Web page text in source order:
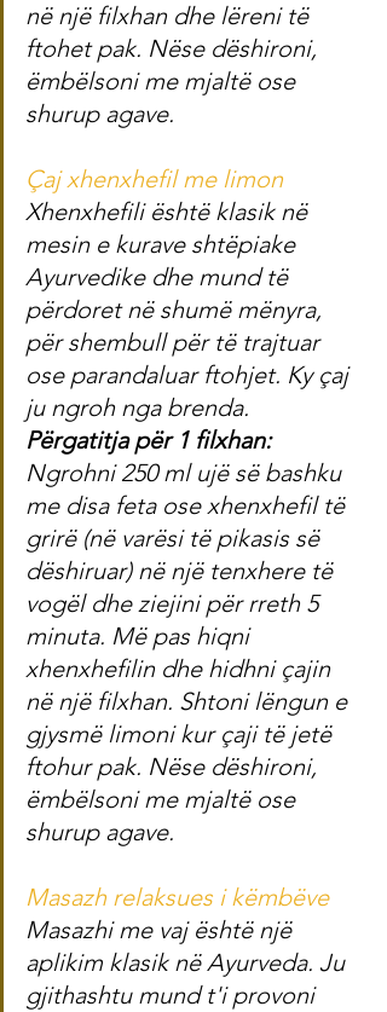
në një filxhan dhe lëreni të
ftohet pak. Nëse dëshironi,
ëmbëlsoni me mjaltë ose
shurup agave.
Çaj xhenxhefil me limon
Xhenxhefili është klasik në
mesin e kurave shtëpiake
Ayurvedike dhe mund të
përdoret në shumë mënyra,
për shembull për të trajtuar
ose parandaluar ftohjet. Ky çaj
ju ngroh nga brenda.
Përgatitja për 1 filxhan:
Ngrohni 250 ml ujë së bashku
me disa feta ose xhenxhefil të
grirë (në varësi të pikasis së
dëshiruar) në një tenxhere të
vogël dhe ziejini për rreth 5
minuta. Më pas hiqni
xhenxhefilin dhe hidhni çajin
në një filxhan. Shtoni lëngun e
gjysmë limoni kur çaji të jetë
ftohur pak. Nëse dëshironi,
ëmbëlsoni me mjaltë ose
shurup agave.
Masazh relaksues i këmbëve
Masazhi me vaj është një
aplikim klasik në Ayurveda. Ju
gjithashtu mund t'i provoni